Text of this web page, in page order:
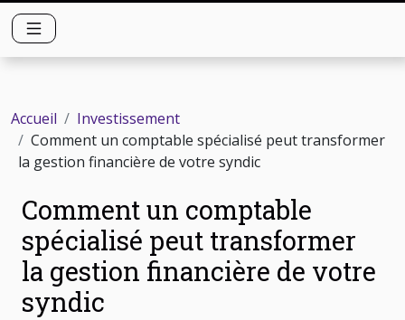
Accueil
Investissement
Comment un comptable spécialisé peut transformer
la gestion financière de votre syndic
Comment un comptable
spécialisé peut transformer
la gestion financière de votre
syndic